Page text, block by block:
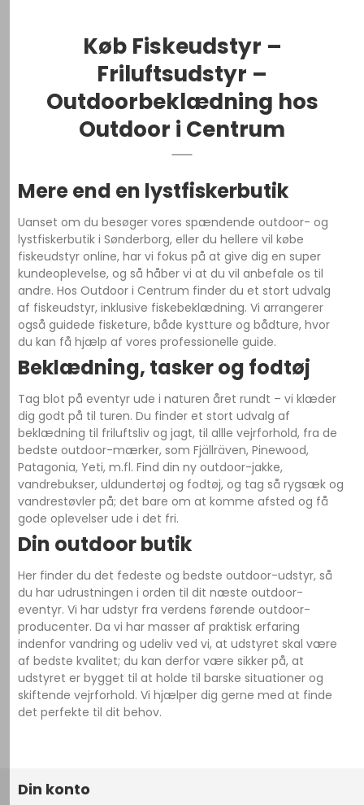
Køb Fiskeudstyr –
Friluftsudstyr –
Outdoorbeklædning hos
Outdoor i Centrum
Mere end en lystfiskerbutik
Uanset om du besøger vores spændende outdoor- og
lystfiskerbutik i Sønderborg, eller du hellere vil købe
fiskeudstyr online, har vi fokus på at give dig en super
kundeoplevelse, og så håber vi at du vil anbefale os til
andre. Hos Outdoor i Centrum finder du et stort udvalg
af fiskeudstyr, inklusive fiskebeklædning. Vi arrangerer
også guidede fisketure, både kystture og bådture, hvor
du kan få hjælp af vores professionelle guide.
Beklædning, tasker og fodtøj
Tag blot på eventyr ude i naturen året rundt – vi klæder
dig godt på til turen. Du finder et stort udvalg af
beklædning til friluftsliv og jagt, til allle vejrforhold, fra de
bedste outdoor-mærker, som Fjällräven, Pinewood,
Patagonia, Yeti, m.fl. Find din ny outdoor-jakke,
vandrebukser, uldundertøj og fodtøj, og tag så rygsæk og
vandrestøvler på; det bare om at komme afsted og få
gode oplevelser ude i det fri.
Din outdoor butik
Her finder du det fedeste og bedste outdoor-udstyr, så
du har udrustningen i orden til dit næste outdoor-
eventyr. Vi har udstyr fra verdens førende outdoor-
producenter. Da vi har masser af praktisk erfaring
indenfor vandring og udeliv ved vi, at udstyret skal være
af bedste kvalitet; du kan derfor være sikker på, at
udstyret er bygget til at holde til barske situationer og
skiftende vejrforhold. Vi hjælper dig gerne med at finde
det perfekte til dit behov.
Din konto